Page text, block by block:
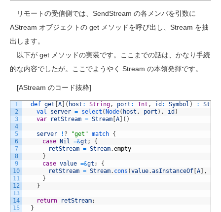
リモートの受信側では、SendStream の各メンバを引数に
AStream オブジェクトの get メソッドを呼び出し、Stream を抽
出します。
以下が get メソッドの実装です。ここまでの話は、かなり手続
的な内容でしたが。ここでようやく Stream の本領発揮です。
[AStream のコード抜粋]
1
2
3
4
5
6
7
8
9
10
11
12
13
14
15
def get A ( host : String, port : Int , id : Symbol ) :
val server = select ( Node( host , port ) , id )
var
retStream = Stream A ( )
server ! ? "get" match {
case
Nil =&gt ;
{
retStream = Stream.empty
}
case value =&gt ;
{
retStream = Stream. cons (value.asInstanceOf A ,
}
}
return retStream;
}